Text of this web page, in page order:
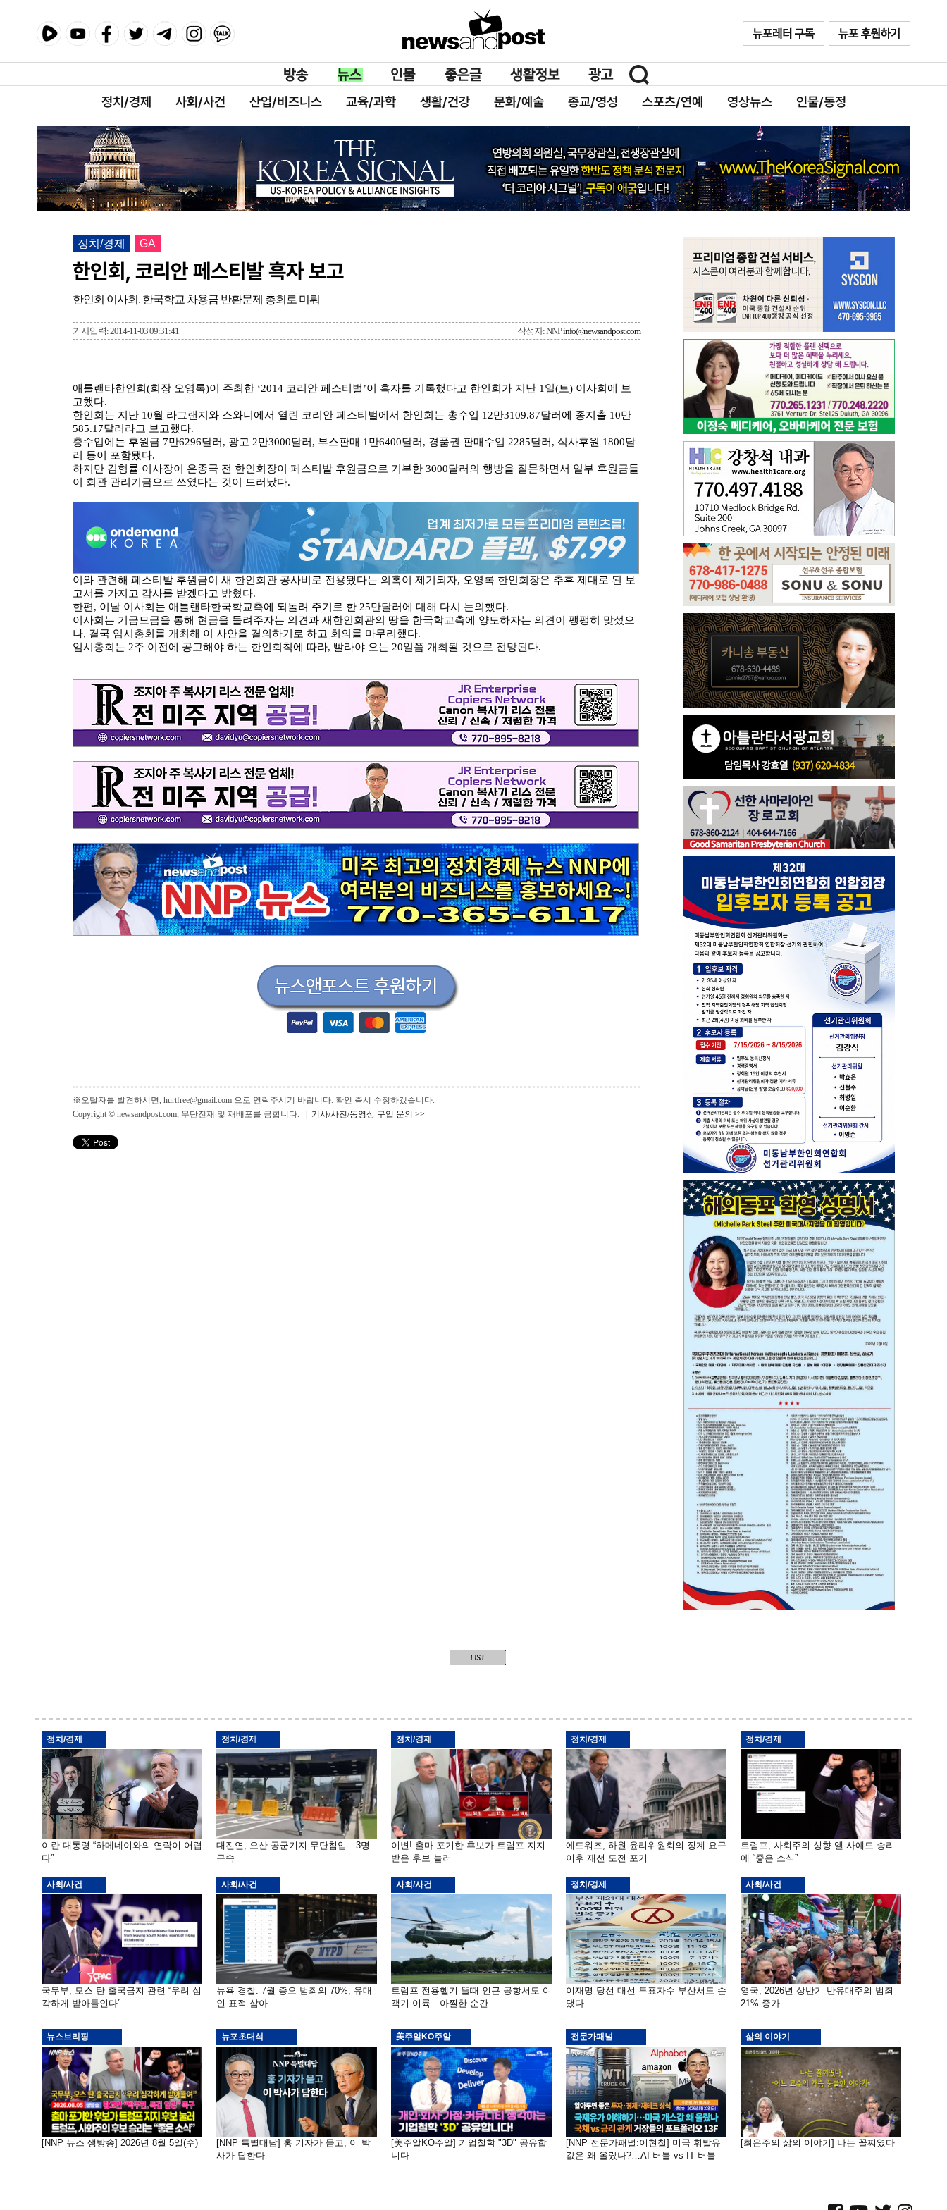
정치/경제 사회/사건 산업/비즈니스 교육/과학 생활/건강 문화/예술 종교/영성 스포츠/연예 영상뉴스 인물/동정
정치/경제 GA
한인회, 코리안 페스티발 흑자 보고
한인회 이사회, 한국학교 차용금 반환문제 총회로 미뤄
기사입력: 2014-11-03 09:31:41 작성자: NNPinfo@newsandpost.com
애틀랜타한인회(회장 오영록)이 주최한 ‘2014 코리안 페스티벌’이 흑자를 기록했다고 한인회가 지난 1일(토) 이사회에 보
고했다.
한인회는 지난 10월 라그랜지와 스와니에서 열린 코리안 페스티벌에서 한인회는 총수입 12만3109.87달러에 종지출 10만
585.17달러라고 보고했다.
총수입에는 후원금 7만6296달러, 광고 2만3000달러, 부스판매 1만6400달러, 경품권 판매수입 2285달러, 식사후원 1800달
러 등이 포함됐다.
하지만 김형률 이사장이 은종국 전 한인회장이 페스티발 후원금으로 기부한 3000달러의 행방을 질문하면서 일부 후원금들
이 회관 관리기금으로 쓰였다는 것이 드러났다.
이와 관련해 페스티발 후원금이 새 한인회관 공사비로 전용됐다는 의혹이 제기되자, 오영록 한인회장은 추후 제대로 된 보
고서를 가지고 감사를 받겠다고 밝혔다.
한편, 이날 이사회는 애틀랜타한국학교측에 되돌려 주기로 한 25만달러에 대해 다시 논의했다.
이사회는 기금모금을 통해 현금을 돌려주자는 의견과 새한인회관의 땅을 한국학교측에 양도하자는 의견이 팽팽히 맞섰으
나, 결국 임시총회를 개최해 이 사안을 결의하기로 하고 회의를 마무리했다.
임시총회는 2주 이전에 공고해야 하는 한인회칙에 따라, 빨라야 오는 20일쯤 개최될 것으로 전망된다.
※오탈자를 발견하시면, hurtfree@gmail.com 으로 연락주시기 바랍니다. 확인 즉시 수정하겠습니다.
Copyright © newsandpost.com, 무단전재 및 재배포를 금합니다. | 기사/사진/동영상 구입 문의 >>
정치/경제
이란 대통령 “하메네이와의 연락이 어렵
다”
정치/경제
대진연, 오산 공군기지 무단침입…3명
구속
정치/경제
이변! 출마 포기한 후보가 트럼프 지지
받은 후보 눌러
정치/경제
에드워즈, 하원 윤리위원회의 징계 요구
이후 재선 도전 포기
정치/경제
트럼프, 사회주의 성향 엘-사예드 승리
에 “좋은 소식”
사회/사건
국무부, 모스 탄 출국금지 관련 “우려 심
각하게 받아들인다”
사회/사건
뉴욕 경찰: 7월 증오 범죄의 70%, 유대
인 표적 삼아
사회/사건
트럼프 전용헬기 뜰때 인근 공항서도 여
객기 이륙…아찔한 순간
정치/경제
이재명 당선 대선 투표자수 부산서도 손
댔다
사회/사건
영국, 2026년 상반기 반유대주의 범죄
21% 증가
뉴스브리핑
[NNP 뉴스 생방송] 2026년 8월 5일(수)
뉴포초대석
[NNP 특별대담] 홍 기자가 묻고, 이 박
사가 답한다
美주알KO주알
[美주알KO주알] 기업철학 "3D" 공유합
니다
전문가패널
[NNP 전문가패널:이현철] 미국 휘발유
값은 왜 올랐나?…AI 버블 vs IT 버블
삶의 이야기
[최은주의 삶의 이야기] 나는 꼴찌였다